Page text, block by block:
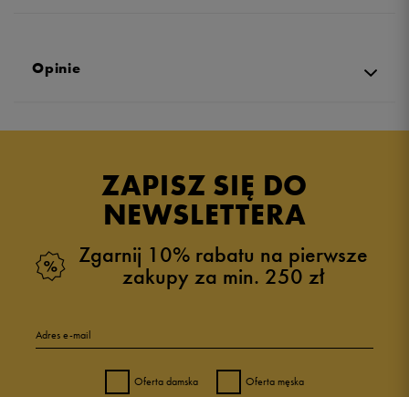
Opinie
ZAPISZ SIĘ DO
NEWSLETTERA
Zgarnij 10% rabatu na pierwsze
zakupy za min. 250 zł
Adres e-mail
Oferta damska Oferta męska